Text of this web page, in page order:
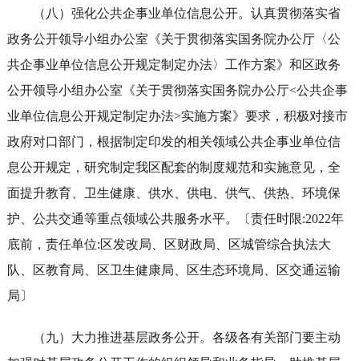
（八）强化公共企事业单位信息公开。认真贯彻落实省
政务公开领导小组办公室《关于贯彻落实国务院办公厅〈公
共企事业单位信息公开规定制定办法〉工作方案》和区政务
公开领导小组办公室《关于贯彻落实国务院办公厅<公共企事
业单位信息公开规定制定办法>实施方案》要求，积极对接市
政府对口部门，根据制定印发的相关领域公共企事业单位信
息公开规定，研究制定我区配套的制度规范和实施意见，全
面提升教育、卫生健康、供水、供电、供气、供热、环境保
护、公共交通等重点领域公共服务水平。〔责任时限:2022年
底前，责任单位:区发改局、区财政局、区城管综合执法大
队、区教育局、区卫生健康局、区生态环境局、区交通运输
局〕
（九）大力推进基层政务公开。各级各有关部门要主动